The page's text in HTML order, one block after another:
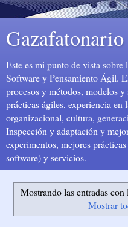
Este es mi punto de vista
Software y Pensamiento Ágil.
procesos y métodos, modelos
prácticas ágiles, experiencia
organizacional, cultura,
Inspección y adaptación y
experimentos, mejores
software) y servicios.
Mostrando las entradas con
Mostrar